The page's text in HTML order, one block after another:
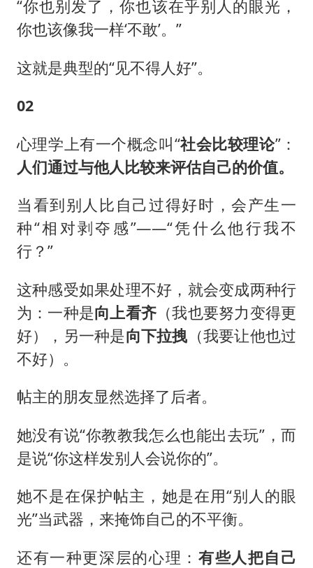
“你也别发了，你也该在乎别人的眼光，
你也该像我一样‘不敢’。”
这就是典型的“见不得人好”。
02
心理学上有一个概念叫“社会比较理论”：
人们通过与他人比较来评估自己的价值。
当看到别人比自己过得好时，会产生一
种“相对剥夺感”——“凭什么他行我不
行？”
这种感受如果处理不好，就会变成两种行
为：一种是向上看齐 （我也要努力变得更
好），另一种是向下拉拽 （我要让他也过
不好）。
帖主的朋友显然选择了后者。
她没有说“你教教我怎么也能出去玩”，而
是说“你这样发别人会说你的”。
她不是在保护帖主，她是在用“别人的眼
光”当武器，来掩饰自己的不平衡。
还有一种更深层的心理： 有些人把自己